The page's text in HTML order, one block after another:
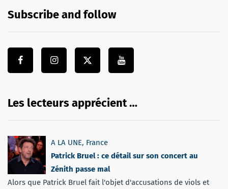
Subscribe and follow
Les lecteurs apprécient …
A LA UNE, France
Patrick Bruel : ce détail sur son concert au
Zénith passe mal
Alors que Patrick Bruel fait l'objet d'accusations de viols et